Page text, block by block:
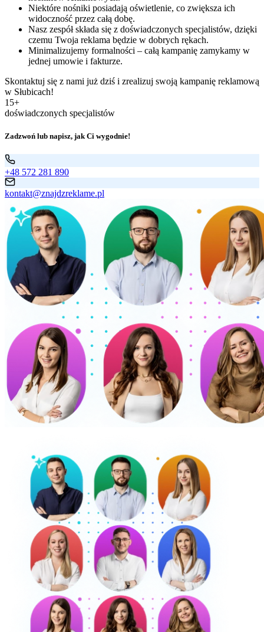
Niektóre nośniki posiadają oświetlenie, co zwiększa ich
widoczność przez całą dobę.
Nasz zespół składa się z doświadczonych specjalistów, dzięki
czemu Twoja reklama będzie w dobrych rękach.
Minimalizujemy formalności – całą kampanię zamykamy w
jednej umowie i fakturze.
Skontaktuj się z nami już dziś i zrealizuj swoją kampanię reklamową
w Słubicach!
15+
doświadczonych specjalistów
Zadzwoń lub napisz, jak Ci wygodnie!
+48 572 281 890
kontakt@znajdzreklame.pl